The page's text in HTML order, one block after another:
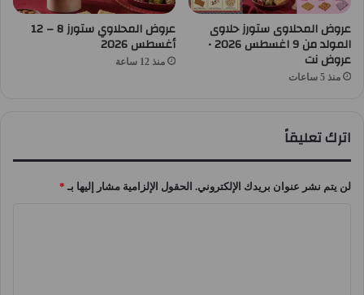
عروض المحلاوى ستورز حلاوى
المولد من 9 اغسطس 2026 •
عروض نت
منذ 5 ساعات
عروض المحلاوي ستورز 8 – 12
أغسطس 2026
منذ 12 ساعة
اترك تعليقاً
لن يتم نشر عنوان بريدك الإلكتروني. الحقول الإلزامية مشار إليها بـ *